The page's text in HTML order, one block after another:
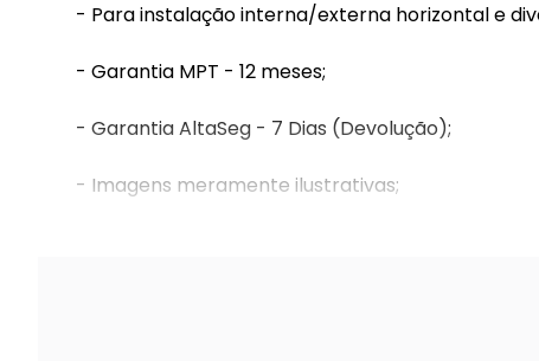
- Para instalação interna/externa horizontal e
- Garantia MPT - 12 meses;
- Garantia AltaSeg - 7 Dias (Devolução);
- Imagens meramente ilustrativas;